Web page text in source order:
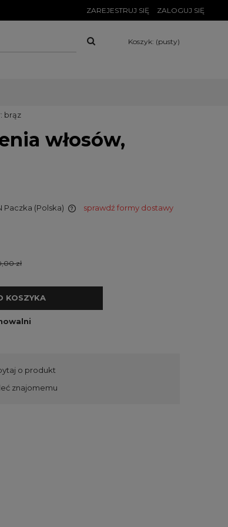
ZAREJESTRUJ SIĘ ZALOGUJ SIĘ
Koszyk: (pusty)
brąz
włosów,
Paczka (Polska) sprawdź formy dostawy
zł
KOSZYKA
o produkt
znajomemu